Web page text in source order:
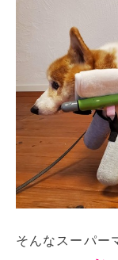
そんなスーパー